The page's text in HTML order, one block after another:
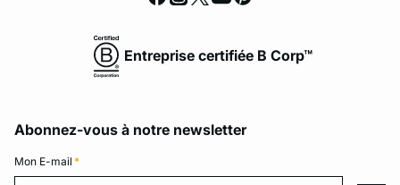
Entreprise certifiée B Corp™
Abonnez-vous à notre newsletter
Mon E-mail *